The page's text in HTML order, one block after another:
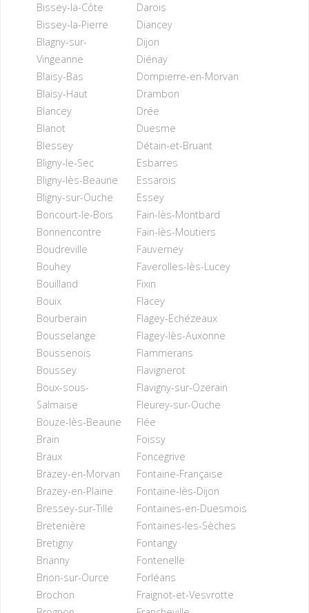
Bissey-la-Côte
Bissey-la-Pierre
Blagny-sur-
Vingeanne
Blaisy-Bas
Blaisy-Haut
Blancey
Blanot
Blessey
Bligny-le-Sec
Bligny-lès-Beaune
Bligny-sur-Ouche
Boncourt-le-Bois
Bonnencontre
Boudreville
Bouhey
Bouilland
Bouix
Bourberain
Bousselange
Boussenois
Boussey
Boux-sous-
Salmaise
Bouze-lès-Beaune
Brain
Braux
Brazey-en-Morvan
Brazey-en-Plaine
Bressey-sur-Tille
Bretenière
Bretigny
Brianny
Brion-sur-Ource
Brochon
Darois
Diancey
Dijon
Diénay
Dompierre-en-Morvan
Drambon
Drée
Duesme
Détain-et-Bruant
Esbarres
Essarois
Essey
Fain-lès-Montbard
Fain-lès-Moutiers
Fauverney
Faverolles-lès-Lucey
Fixin
Flacey
Flagey-Echézeaux
Flagey-lès-Auxonne
Flammerans
Flavignerot
Flavigny-sur-Ozerain
Fleurey-sur-Ouche
Flée
Foissy
Foncegrive
Fontaine-Française
Fontaine-lès-Dijon
Fontaines-en-Duesmois
Fontaines-les-Sèches
Fontangy
Fontenelle
Forléans
Fraignot-et-Vesvrotte